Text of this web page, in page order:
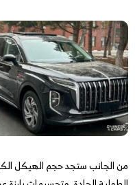
من الجانب ستجد حجم الهيكل